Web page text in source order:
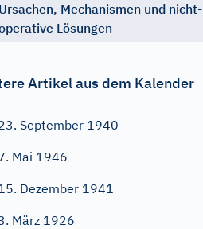
Ursachen, Mechanismen und nicht-
Lösungen
Artikel aus dem Kalender
September 1940
Mai 1946
Dezember 1941
März 1926